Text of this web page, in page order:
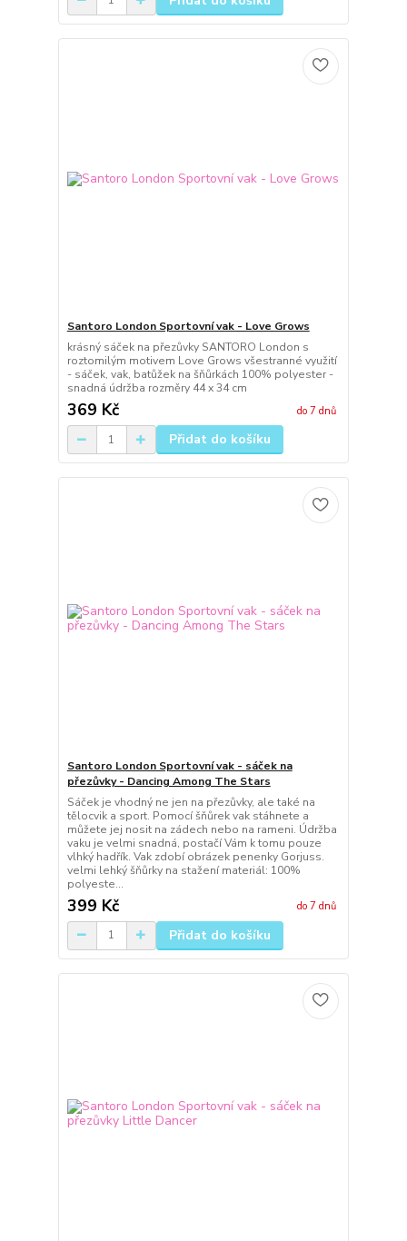
Santoro London Sportovní vak - Love Grows
krásný sáček na přezůvky SANTORO London s
roztomilým motivem Love Grows všestranné využití
- sáček, vak, batůžek na šňůrkách 100% polyester -
snadná údržba rozměry 44 x 34 cm
369 Kč do 7 dnů
Přidat do košíku
Santoro London Sportovní vak - sáček na
přezůvky - Dancing Among The Stars
Sáček je vhodný ne jen na přezůvky, ale také na
tělocvik a sport. Pomocí šňůrek vak stáhnete a
můžete jej nosit na zádech nebo na rameni. Údržba
vaku je velmi snadná, postačí Vám k tomu pouze
vlhký hadřík. Vak zdobí obrázek penenky Gorjuss.
velmi lehký šňůrky na stažení materiál: 100%
polyeste...
399 Kč do 7 dnů
Přidat do košíku